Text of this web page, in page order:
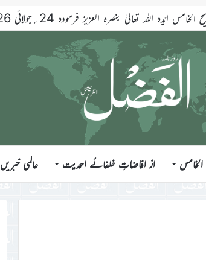
اللہ تعالیٰ بنصرہ العزیز فرمودہ 24؍جولائی 2026ء
الخامس از افاضاتِ خلفائے احمدیت عالمی خبریں